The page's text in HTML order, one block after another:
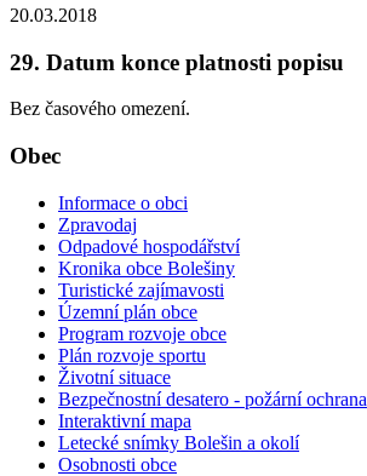
20.03.2018
29. Datum konce platnosti popisu
Bez časového omezení.
Obec
Informace o obci
Zpravodaj
Odpadové hospodářství
Kronika obce Bolešiny
Turistické zajímavosti
Územní plán obce
Program rozvoje obce
Plán rozvoje sportu
Životní situace
Bezpečnostní desatero - požární ochrana
Interaktivní mapa
Letecké snímky Bolešin a okolí
Osobnosti obce